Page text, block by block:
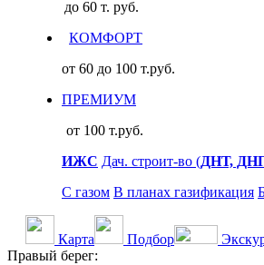
до 60 т. руб.
КОМФОРТ
от 60 до 100 т.руб.
ПРЕМИУМ
от 100 т.руб.
ИЖС Дач. строит-во (ДНТ,
С газом В планах газификация
Карта Подбор
Правый берег: